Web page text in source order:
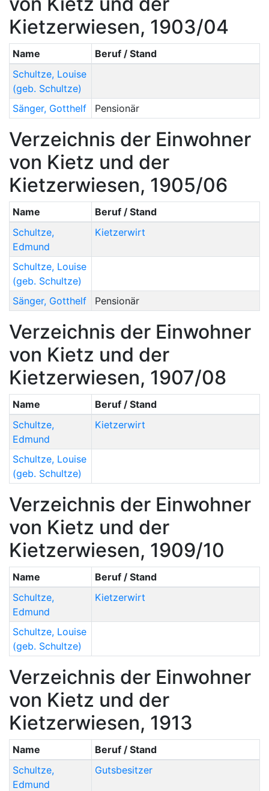
Kietzerwiesen, 1903/04
Name
Beruf / Stand
Schultze, Louise
(geb. Schultze)
Sänger, Gotthelf Pensionär
Verzeichnis der Einwohner
von Kietz und der
Kietzerwiesen, 1905/06
Name
Beruf / Stand
Schultze,
Edmund
Kietzerwirt
Schultze, Louise
(geb. Schultze)
Sänger, Gotthelf Pensionär
Verzeichnis der Einwohner
von Kietz und der
Kietzerwiesen, 1907/08
Name
Beruf / Stand
Schultze,
Edmund
Kietzerwirt
Schultze, Louise
(geb. Schultze)
Verzeichnis der Einwohner
von Kietz und der
Kietzerwiesen, 1909/10
Name
Beruf / Stand
Schultze,
Edmund
Kietzerwirt
Schultze, Louise
(geb. Schultze)
Verzeichnis der Einwohner
von Kietz und der
Kietzerwiesen, 1913
Name
Beruf / Stand
Schultze,
Edmund
Gutsbesitzer